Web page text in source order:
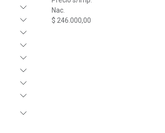
Nac.
$ 246.000,00